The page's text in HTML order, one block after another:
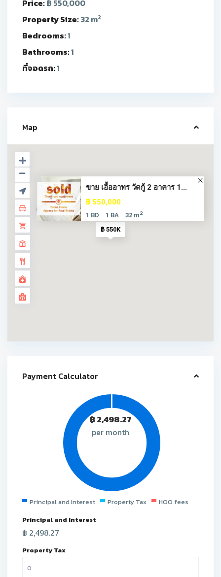
Price:฿ 550,000
Property Size:32 m2
Bedrooms:1
Bathrooms:1
ที่จอดรถ:1
Map
฿ 550K
ขาย เอื้ออาทร วัดกู้ 2 อาคาร 1...
฿ 550,000
1 BD 1 BA 32 m2
Payment Calculator
฿2,498.27
per month
Principal and Interest Property Tax
HOO fees
Principal and Interest
฿ 2,498.27
Property Tax